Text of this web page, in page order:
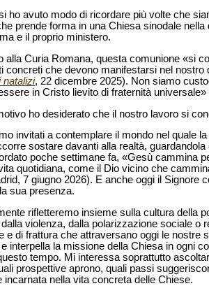
ho avuto modo di ricordare più volte che
prende forma in una Chiesa sinodale
e il proprio ministero.
alla Curia Romana, questa comunione «si
concreti che devono manifestarsi nel nostro
natalizi, 22 dicembre 2025). Non siamo
in Cristo lievito di fraternità universale»
ho desiderato che il nostro lavoro si
invitati a contemplare il mondo nel quale
sostare davanti alla realtà,
poche settimane fa, «Gesù cammina
quotidiana, come il Dio vicino che
7 giugno 2026). E anche oggi il Signore
sua presenza.
rifletteremo insieme sulla cultura della
violenza, dalla polarizzazione sociale o
e di frattura che attraversano oggi le
interpella la missione della Chiesa in ogni
tempo. Mi interessa soprattutto
prospettive aprono, quali passi
incarnata nella vita concreta delle Chiese.